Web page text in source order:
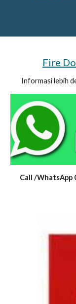
Fire
Informasi lebih
Call /WhatsApp